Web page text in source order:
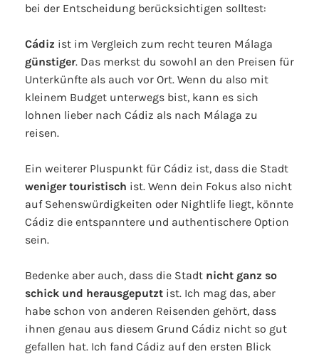
bei der Entscheidung berücksichtigen solltest:
Cádiz ist im Vergleich zum recht teuren Málaga
günstiger. Das merkst du sowohl an den Preisen für
Unterkünfte als auch vor Ort. Wenn du also mit
kleinem Budget unterwegs bist, kann es sich
lohnen lieber nach Cádiz als nach Málaga zu
reisen.
Ein weiterer Pluspunkt für Cádiz ist, dass die Stadt
weniger touristisch ist. Wenn dein Fokus also nicht
auf Sehenswürdigkeiten oder Nightlife liegt, könnte
Cádiz die entspanntere und authentischere Option
sein.
Bedenke aber auch, dass die Stadt nicht ganz so
schick und herausgeputzt ist. Ich mag das, aber
habe schon von anderen Reisenden gehört, dass
ihnen genau aus diesem Grund Cádiz nicht so gut
gefallen hat. Ich fand Cádiz auf den ersten Blick